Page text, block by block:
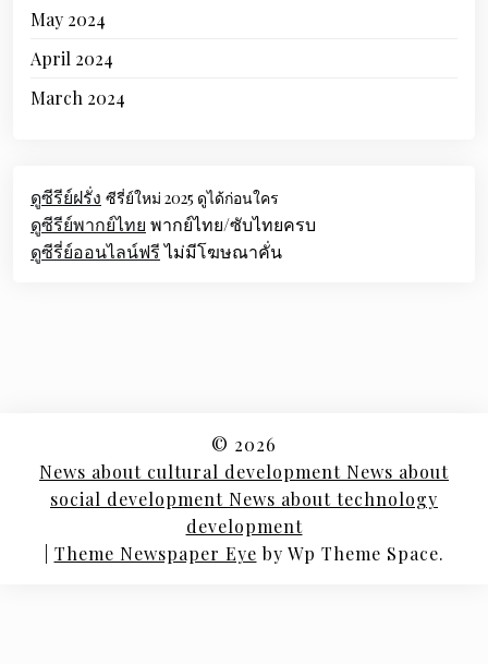
May 2024
April 2024
March 2024
ดูซีรีย์ฝรั่ง ซีรี่ย์ใหม่ 2025 ดูได้ก่อนใคร
ดูซีรีย์พากย์ไทย พากย์ไทย/ซับไทยครบ
ดูซีรี่ย์ออนไลน์ฟรีไม่มีโฆษณาคั่น
© 2026
News about cultural development News about
social development News about technology
development
Theme Newspaper Eye by Wp Theme Space.